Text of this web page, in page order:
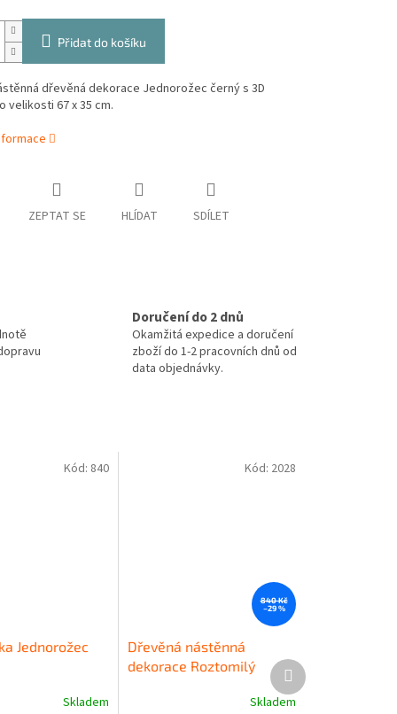
Přidat do košíku
dřevěná dekorace Jednorožec černý s 3D
velikosti 67 x 35 cm.
ZEPTAT SE HLÍDAT SDÍLET
Doručení do 2 dnů
Okamžitá expedice a doručení
zboží do 1-2 pracovních dnů od
data objednávky.
Jednorožec
Skladem
Kód: 840
840 Kč
–29 %
Dřevěná nástěnná
dekorace Roztomilý
Skladem
Kód: 2028
Další
produkt